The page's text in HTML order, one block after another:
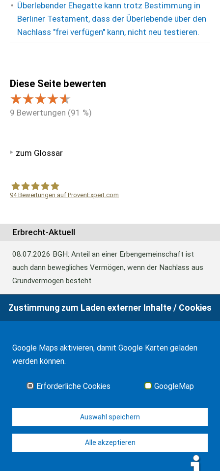
Überlebender Ehegatte kann trotz Bestimmung in
Berliner Testament, dass der Überlebende über den
Nachlass "frei verfügen" kann, nicht neu testieren.
Diese Seite bewerten
9 Bewertungen (91 %)
zum Glossar
94Bewertungen auf ProvenExpert.com
Erbrecht-Aktuell
08.07.2026 BGH: Anteil an einer Erbengemeinschaft ist
auch dann bewegliches Vermögen, wenn der Nachlass aus
Grundvermögen besteht
BFH: Abweichende Festsetzung aus
17.03.2026Andalusien: Vergünstigungen bei der
Alle Neuigkeiten
© J-H. Frank, Fachanwalt Erbrecht 2026
Zustimmung zum Laden externer Inhalte / Cookies
Google Maps aktivieren, damit Google Karten geladen
werden können.
Erforderliche Cookies GoogleMap
Auswahl speichern
Alle akzeptieren